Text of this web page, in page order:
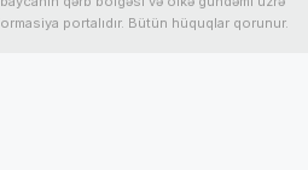
portalıdır. Bütün hüquqlar qorunur.